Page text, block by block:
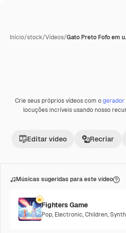
Início/stock/Vídeos/Gato Preto Fofo em
Crie seus próprios vídeos com ogerador
locuções incríveis usando nosso
Editar vídeo Recriar
Músicas sugeridas para este vídeo
Fighters Game
Pop, Electronic,Children,